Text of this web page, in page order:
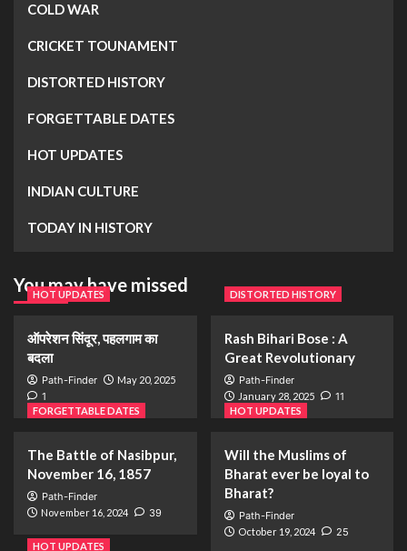
COLD WAR
CRICKET TOUNAMENT
DISTORTED HISTORY
FORGETTABLE DATES
HOT UPDATES
INDIAN CULTURE
TODAY IN HISTORY
You may have missed
HOT UPDATES
ऑपरेशन सिंदूर, पहलगाम का
बदला
Path-Finder May 20, 2025
1
DISTORTED HISTORY
Rash Bihari Bose : A
Great Revolutionary
Path-Finder
January 28, 2025 11
FORGETTABLE DATES
The Battle of Nasibpur,
November 16, 1857
Path-Finder
November 16, 2024 39
HOT UPDATES
Will the Muslims of
Bharat ever be loyal to
Bharat?
Path-Finder
October 19, 2024 25
HOT UPDATES